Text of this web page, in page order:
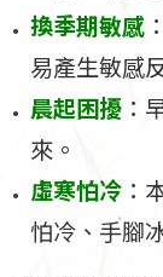
換季期敏感
易產生敏感
晨起困擾 ：
來。
虛寒怕冷 ：
怕冷、手腳